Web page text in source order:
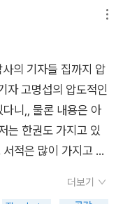
동굴 속의 흐릿한 불로
을 어렴풋하게나마
가갈 수 있을 것이
은유를 통해 논리를
로부터 진리를 찾아
여정 - 양극과 유비-
의 대상들인 소리와
음, 둘임과 하나임,
의 그림이 사가기록
이나 전쟁, 임금의 행
원근을 묘사하고 있
서의 화원들에 의해
2> , p706 사가기록
'현존재'라는 말 자체
. 현존재(Dasein)는
이데거는 현존재를
데, 그때 이 말은 '존
재란 단지 인간을
도 한 것이다. 여기서
나 '여기', 곧 어떤 장
현-존재인 셈이다. 존
전공자가 여럿 되
다(전공자의 하이데
의 책이 나와있다).
싶다. 하이데거 깊
것 같다...
의 기자들 집까지 압
자 고명섭의 압도적인
니,, 물론 내용은 아
는 한권도 가지고 있
적은 많이 가지고 있
지 모른다. [고도를
더보기